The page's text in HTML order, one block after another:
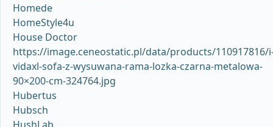
Homede
HomeStyle4u
House Doctor
https://image.ceneostatic.pl/data/products/110917816/
vidaxl-sofa-z-wysuwana-rama-lozka-czarna-metalowa-
90×200-cm-324764.jpg
Hubertus
Hubsch
HushLab